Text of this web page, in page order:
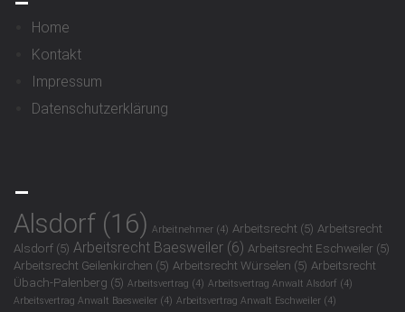
Home
Kontakt
Impressum
Datenschutzerklärung
Alsdorf (16) Arbeitnehmer (4) Arbeitsrecht (5) Arbeitsrecht
Alsdorf (5) Arbeitsrecht Baesweiler (6) Arbeitsrecht Eschweiler (5)
Arbeitsrecht Geilenkirchen (5) Arbeitsrecht Würselen (5) Arbeitsrecht
Übach-Palenberg (5) Arbeitsvertrag (4) Arbeitsvertrag Anwalt Alsdorf (4)
Arbeitsvertrag Anwalt Baesweiler (4) Arbeitsvertrag Anwalt Eschweiler (4)